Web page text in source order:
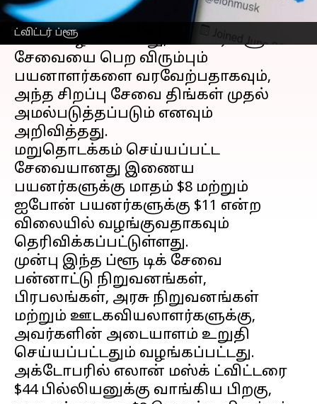
ட்விட்டர் ப்ளூ
ட்விட்டர் நிறுவனம் சென்ற
சனிக்கிழமையன்று, ட்விட்டர் ப்ளூ
சேவையை பெற விரும்பும்
பயனாளர்களை வரவேற்பதாகவும்,
அந்த சிறப்பு சேவை திங்கள் முதல்
அமல்படுத்தப்படும் எனவும்
அறிவித்தது.
மறுதொடக்கம் செய்யப்பட்ட
சேவையானது இணைய
பயனர்களுக்கு மாதம் $8 மற்றும்
ஐபோன் பயனர்களுக்கு $11 என்ற
விலையில் வழங்குவதாகவும்
தெரிவிக்கப்பட்டுள்ளது.
முன்பு இந்த ப்ளூ டிக் சேவை
பன்னாட்டு நிறுவனங்கள்,
பிரபலங்கள், அரசு நிறுவனங்கள்
மற்றும் ஊடகவியலாளர்களுக்கு,
அவர்களின் அடையாளம் உறுதி
செய்யப்பட்டதும் வழங்கப்பட்டது.
அக்டோபரில் எலான் மஸ்க் ட்விட்டரை
$44 பில்லியனுக்கு வாங்கிய பிறகு,